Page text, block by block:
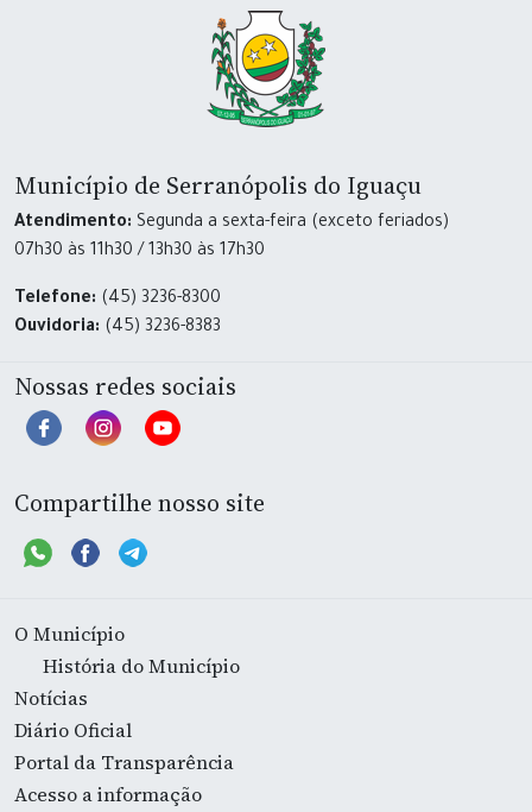
Município de Serranópolis do Iguaçu
Atendimento: Segunda a sexta-feira (exceto feriados)
07h30 às 11h30 / 13h30 às 17h30
Telefone: (45) 3236-8300
Ouvidoria: (45) 3236-8383
Nossas redes sociais
Compartilhe nosso site
O Município
História do Município
Notícias
Diário Oficial
Portal da Transparência
Acesso a informação